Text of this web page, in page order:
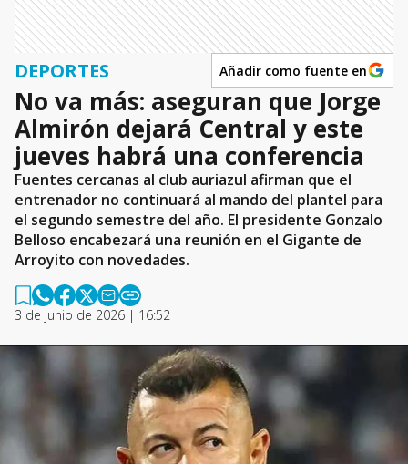
DEPORTES Añadir como fuente en
No va más: aseguran que Jorge
Almirón dejará Central y este
jueves habrá una conferencia
Fuentes cercanas al club auriazul afirman que el
entrenador no continuará al mando del plantel para
el segundo semestre del año. El presidente Gonzalo
Belloso encabezará una reunión en el Gigante de
Arroyito con novedades.
3 de junio de 2026 | 16:52